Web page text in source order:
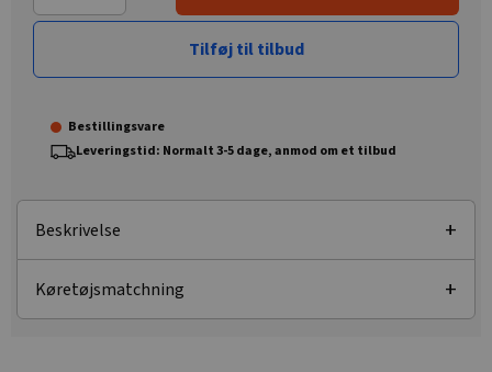
Tilføj til tilbud
Bestillingsvare
Leveringstid: Normalt 3-5 dage, anmod om et tilbud
Beskrivelse
Køretøjsmatchning